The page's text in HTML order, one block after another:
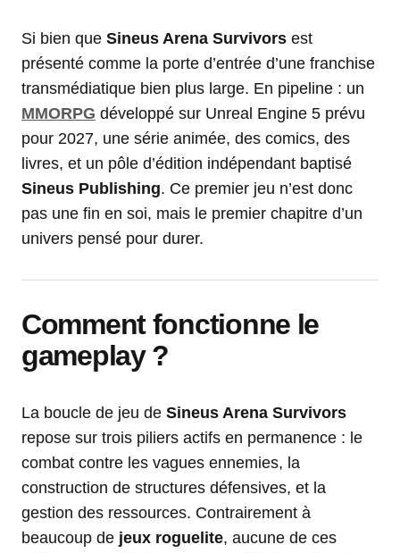
Si bien que Sineus Arena Survivors est
présenté comme la porte d’entrée d’une franchise
transmédiatique bien plus large. En pipeline : un
MMORPG développé sur Unreal Engine 5 prévu
pour 2027, une série animée, des comics, des
livres, et un pôle d’édition indépendant baptisé
Sineus Publishing. Ce premier jeu n’est donc
pas une fin en soi, mais le premier chapitre d’un
univers pensé pour durer.
Comment fonctionne le
gameplay ?
La boucle de jeu de Sineus Arena Survivors
repose sur trois piliers actifs en permanence : le
combat contre les vagues ennemies, la
construction de structures défensives, et la
gestion des ressources. Contrairement à
beaucoup de jeux roguelite, aucune de ces